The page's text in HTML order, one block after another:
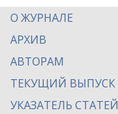
О ЖУРНАЛЕ
АРХИВ
АВТОРАМ
ТЕКУЩИЙ ВЫПУСК
УКАЗАТЕЛЬ СТАТЕЙ